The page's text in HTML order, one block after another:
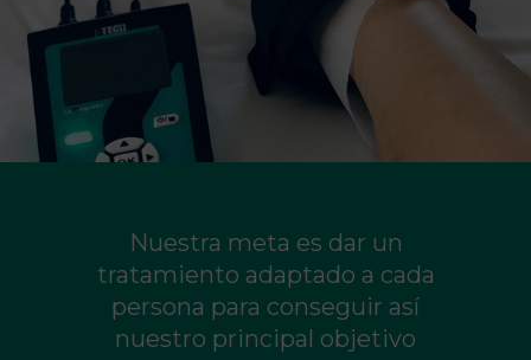
Nuestra meta es dar un
tratamiento adaptado a cada
persona para conseguir así
nuestro principal objetivo